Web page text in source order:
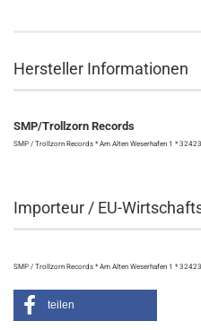
Hersteller Informationen
SMP/Trollzorn Records
SMP / Trollzorn Records * Am Alten Weserhafen 1 *
Importeur / EU-
SMP / Trollzorn Records * Am Alten Weserhafen 1 *
teilen